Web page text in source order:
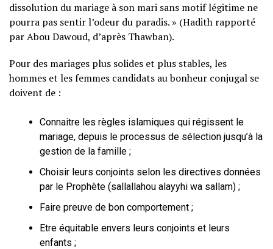
dissolution du mariage à son mari sans motif légitime ne
pourra pas sentir l’odeur du paradis. » (Hadith rapporté
par Abou Dawoud, d’après Thawban).
Pour des mariages plus solides et plus stables, les
hommes et les femmes candidats au bonheur conjugal se
doivent de :
Connaitre les règles islamiques qui régissent le
mariage, depuis le processus de sélection jusqu’à la
gestion de la famille ;
Choisir leurs conjoints selon les directives données
par le Prophète (sallallahou alayyhi wa sallam) ;
Faire preuve de bon comportement ;
Etre équitable envers leurs conjoints et leurs
enfants ;